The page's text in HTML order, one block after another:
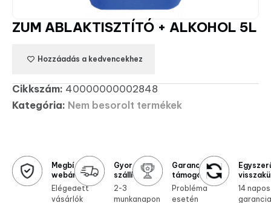
ZUM ABLAKTISZTÍTÓ + ALKOHOL 5L
Hozzáadás a kedvencekhez
Cikkszám: 40000000002848
Kategória: Nem besorolt termékek
Megbízható
webáruház
Elégedett
vásárlók
Gyors
szállítás
2-3
munkanapon
Garanciális
támogatás
Probléma
esetén
14 napos
garancia